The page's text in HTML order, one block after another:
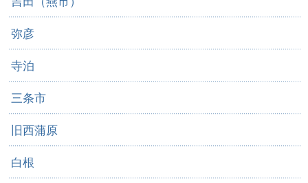
弥彦
寺泊
三条市
旧西蒲原
白根